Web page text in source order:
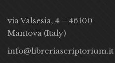
via Valsesia, 4 – 46100
Mantova (Italy)
info@libreriascriptorium.it